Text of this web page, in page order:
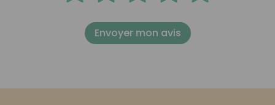
Envoyer mon avis